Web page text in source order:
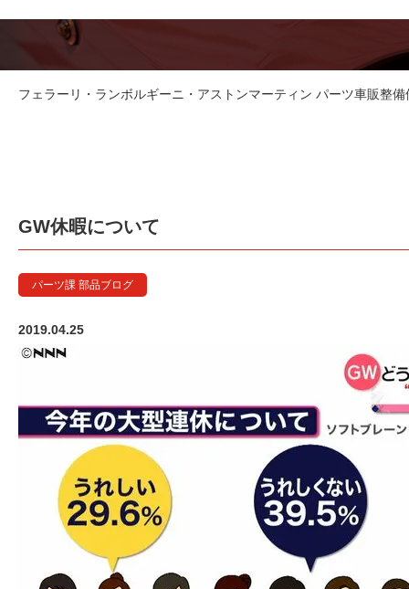
フェラーリ・ランボルギーニ・アストンマーティン パーツ車販整
GW休暇について
パーツ課 部品ブログ
2019.04.25